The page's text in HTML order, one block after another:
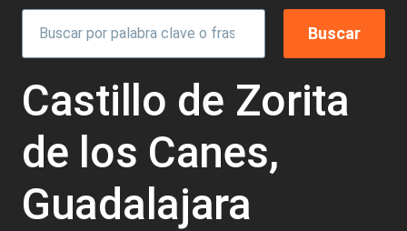
Castillo de Zorita
de los Canes,
Guadalajara